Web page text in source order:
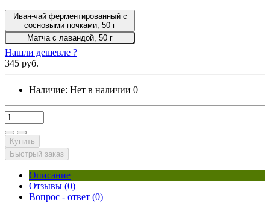
Иван-чай ферментированный с
сосновыми почками, 50 г
Матча с лавандой, 50 г
Нашли дешевле ?
345 руб.
Наличие: Нет в наличии 0
Купить
Быстрый заказ
Описание
Отзывы (0)
Вопрос - ответ (0)